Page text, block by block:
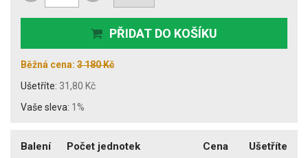
PŘIDAT DO KOŠÍKU
Běžná cena: 3 180 Kč
Ušetříte: 31,80 Kč
Vaše sleva: 1%
Balení Počet jednotek Cena
Ušetříte